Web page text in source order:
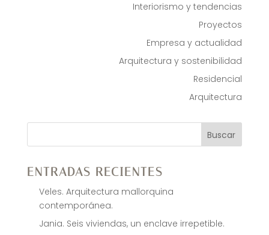
Interiorismo y tendencias
Proyectos
Empresa y actualidad
Arquitectura y sostenibilidad
Residencial
Arquitectura
Buscar
ENTRADAS RECIENTES
Veles. Arquitectura mallorquina
contemporánea.
Jania. Seis viviendas, un enclave irrepetible.